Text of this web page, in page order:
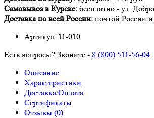
Самовывоз в Курске: бесплатно - ул.
Доставка по всей России: почтой России
Артикул: 11-010
Есть вопросы? Звоните - 8 (800) 511-56-04
Описание
Характеристики
Доставка/Оплата
Сертификаты
Отзывы (0)